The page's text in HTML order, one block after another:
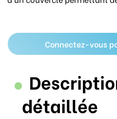
Connectez-vous
détaillée